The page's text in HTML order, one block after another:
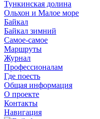
Тункинская долина
Ольхон и Малое море
Байкал
Байкал зимний
Самое-самое
Маршруты
Журнал
Профессионалам
Где поесть
Общая информация
О проекте
Контакты
Навигация